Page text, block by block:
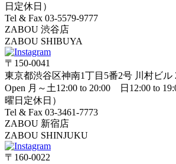
日定休日）
Tel & Fax 03-5579-9777
ZABOU 渋谷店
ZABOU SHIBUYA
〒150-0041
東京都渋谷区神南1丁目5番2号 川村ビル
Open 月～土12:00 to 20:00 日12:00 to
曜日定休日）
Tel & Fax 03-3461-7773
ZABOU 新宿店
ZABOU SHINJUKU
〒160-0022